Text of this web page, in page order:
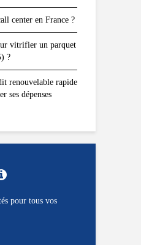
center en France ?
vitrifier un parquet
?
renouvelable rapide
ses dépenses
pour tous vos